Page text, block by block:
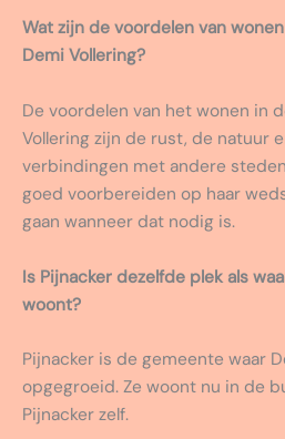
Wat zijn de voordelen van
Demi Vollering?
De voordelen van het wonen in
Vollering zijn de rust, de natuur
verbindingen met andere
goed voorbereiden op haar
gaan wanneer dat nodig is.
Is Pijnacker dezelfde plek als
woont?
Pijnacker is de gemeente waar
opgegroeid. Ze woont nu in de
Pijnacker zelf.